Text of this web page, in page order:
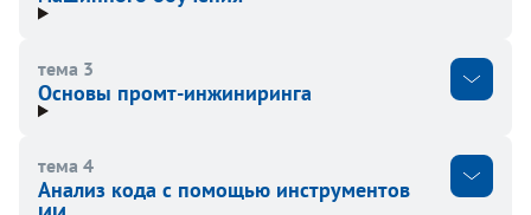
тема 3
Основы промт-инжиниринга
тема 4
Анализ кода с помощью инструментов